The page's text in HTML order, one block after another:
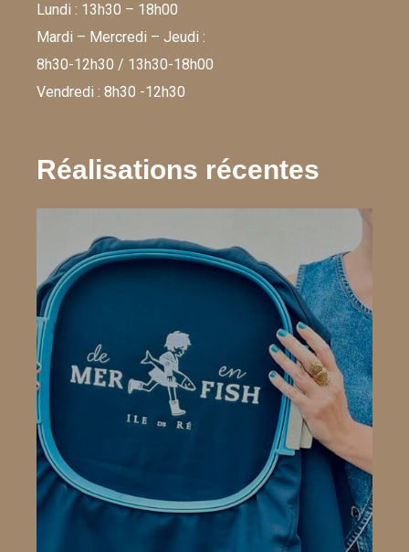
Lundi : 13h30 – 18h00
Mardi – Mercredi – Jeudi :
8h30-12h30 / 13h30-18h00
Vendredi : 8h30 -12h30
Réalisations récentes